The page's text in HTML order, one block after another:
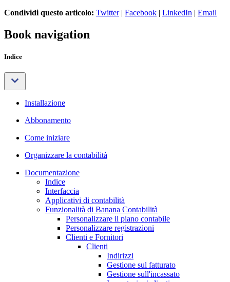
Condividi questo articolo: Twitter| Facebook | LinkedIn | Email
Book navigation
Indice
Installazione
Abbonamento
Come iniziare
Organizzare la contabilità
Documentazione
Indice
Interfaccia
Applicativi di contabilità
Funzionalità di Banana Contabilità
Personalizzare il piano contabile
Personalizzare registrazioni
Clienti e Fornitori
Clienti
Indirizzi
Gestione sul fatturato
Gestione sull'incassato